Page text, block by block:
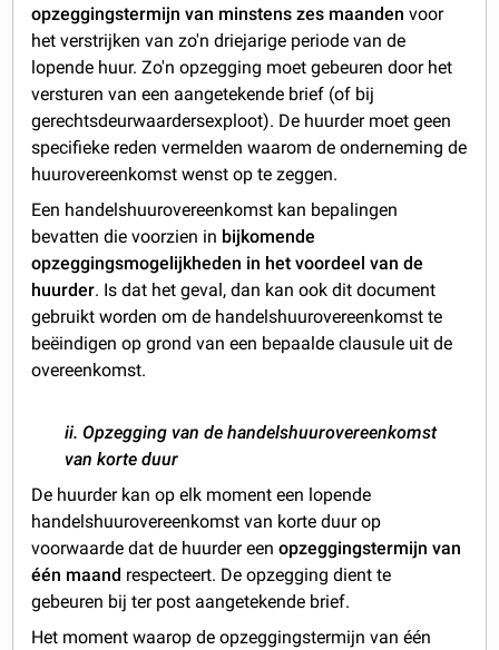
opzeggingstermijn van minstens zes maanden voor
het verstrijken van zo'n driejarige periode van de
lopende huur. Zo'n opzegging moet gebeuren door het
versturen van een aangetekende brief (of bij
gerechtsdeurwaardersexploot). De huurder moet geen
specifieke reden vermelden waarom de onderneming de
huurovereenkomst wenst op te zeggen.
Een handelshuurovereenkomst kan bepalingen
bevatten die voorzien in bijkomende
opzeggingsmogelijkheden in het voordeel van de
huurder. Is dat het geval, dan kan ook dit document
gebruikt worden om de handelshuurovereenkomst te
beëindigen op grond van een bepaalde clausule uit de
overeenkomst.
ii. Opzegging van de handelshuurovereenkomst
van korte duur
De huurder kan op elk moment een lopende
handelshuurovereenkomst van korte duur op
voorwaarde dat de huurder eenopzeggingstermijn van
één maand respecteert. De opzegging dient te
gebeuren bij ter post aangetekende brief.
Het moment waarop de opzeggingstermijn van één